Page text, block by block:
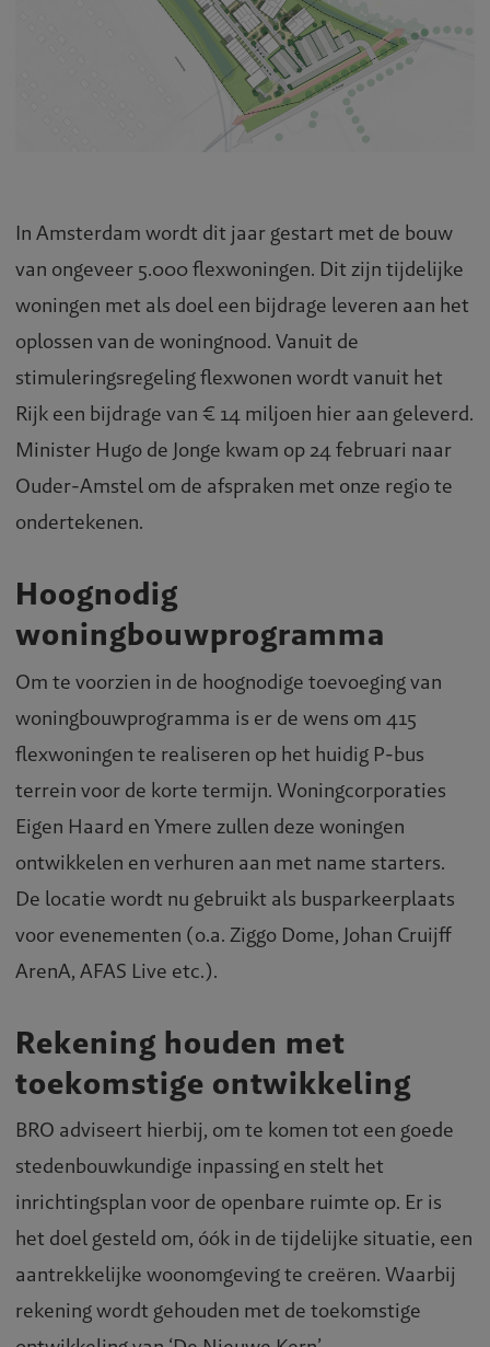
In Amsterdam wordt dit jaar gestart met de bouw
van ongeveer 5.000 flexwoningen. Dit zijn tijdelijke
woningen met als doel een bijdrage leveren aan het
oplossen van de woningnood. Vanuit de
stimuleringsregeling flexwonen wordt vanuit het
Rijk een bijdrage van € 14 miljoen hier aan geleverd.
Minister Hugo de Jonge kwam op 24 februari naar
Ouder-Amstel om de afspraken met onze regio te
ondertekenen.
Hoognodig
woningbouwprogramma
Om te voorzien in de hoognodige toevoeging van
woningbouwprogramma is er de wens om 415
flexwoningen te realiseren op het huidig P-bus
terrein voor de korte termijn. Woningcorporaties
Eigen Haard en Ymere zullen deze woningen
ontwikkelen en verhuren aan met name starters.
De locatie wordt nu gebruikt als busparkeerplaats
voor evenementen (o.a. Ziggo Dome, Johan Cruijff
ArenA, AFAS Live etc.).
Rekening houden met
toekomstige ontwikkeling
BRO adviseert hierbij, om te komen tot een goede
stedenbouwkundige inpassing en stelt het
inrichtingsplan voor de openbare ruimte op. Er is
het doel gesteld om, óók in de tijdelijke situatie, een
aantrekkelijke woonomgeving te creëren. Waarbij
rekening wordt gehouden met de toekomstige